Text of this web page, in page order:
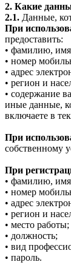
2. Какие
2.1. Данные,
При
предоставить:
• фамилию,
• номер
• адрес
• регион и
• содержание
иные данные,
включаете в
При
собственному
При
• фамилию,
• номер
• адрес
• регион и
• место работы;
• должность;
• вид
• пароль.